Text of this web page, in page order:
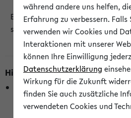
Es wurden keine
stattfindenden Veranstaltungen
Hinweise zur Liste der
In dieser Liste werden nur
berücksichtigt, die gerade oder
Stunden stattfinden.
während andere uns helfen,
Erfahrung zu verbessern.
verwenden wir Cookies und
Interaktionen mit unserer
können Ihre Einwilligung
Datenschutzerklärung
Wirkung für die Zukunft
finden Sie auch zusätzliche
verwendeten Cookies und